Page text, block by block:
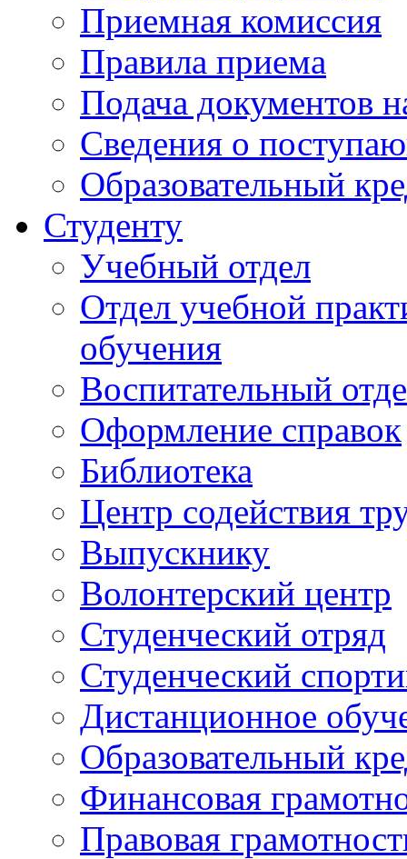
Приемная комиссия
Правила приема
Подача документов
Сведения о
Образовательный
Студенту
Учебный отдел
Отдел учебной
обучения
Воспитательный
Оформление справок
Библиотека
Центр содействия
Выпускнику
Волонтерский центр
Студенческий отряд
Студенческий
Дистанционное
Образовательный
Финансовая
Правовая